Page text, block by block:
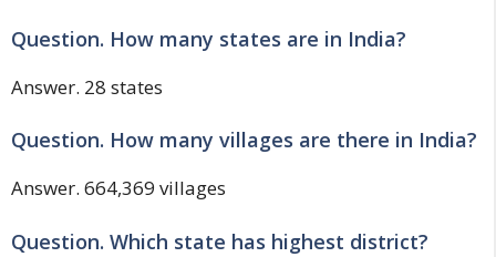
Question. How many states are in India?
Answer. 28 states
Question. How many villages are there in India?
Answer. 664,369 villages
Question. Which state has highest district?